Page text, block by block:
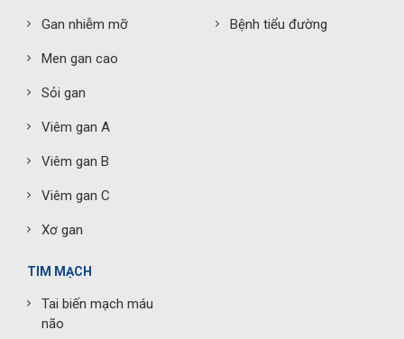
Gan nhiễm mỡ
Men gan cao
Sỏi gan
Viêm gan A
Viêm gan B
Viêm gan C
Xơ gan
Bệnh tiểu đường
TIM MẠCH
Tai biến mạch máu
não